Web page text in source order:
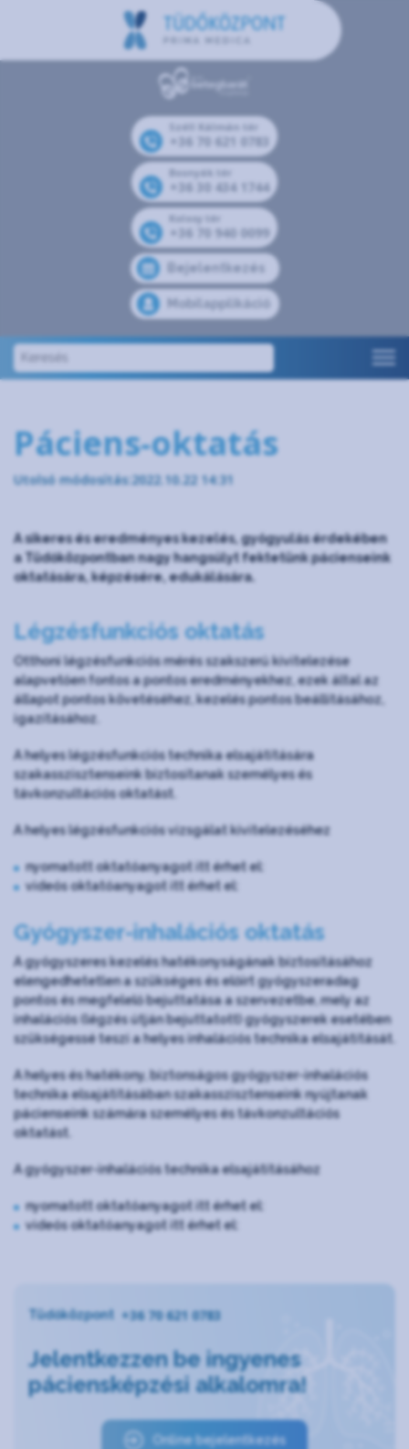
Széll Kálmán tér
+36 70 621 0783
Bosnyák tér
+36 30 434 1744
Kolosy tér
+36 70 940 0099
Bejelentkezés
Mobilapplikáció
Páciens-oktatás
Utolsó módosítás:2022.10.22 14:31
A sikeres és eredményes kezelés, gyógyulás érdekében
a Tüdőközpontban nagy hangsúlyt fektetünk pácienseink
oktatására, képzésére, edukálására.
Légzésfunkciós oktatás
Otthoni légzésfunkciós mérés szakszerű kivitelezése
alapvetően fontos a pontos eredményekhez, ezek által az
állapot pontos követéséhez, kezelés pontos beállításához,
igazításához.
A helyes légzésfunkciós technika elsajátítására
szakasszisztenseink biztosítanak személyes és
távkonzultációs oktatást.
A helyes légzésfunkciós vizsgálat kivitelezéséhez
nyomatott oktatóanyagot itt érhet el:
videós oktatóanyagot itt érhet el:
Gyógyszer-inhalációs oktatás
A gyógyszeres kezelés hatékonyságának biztosításához
elengedhetetlen a szükséges és előírt gyógyszeradag
pontos és megfelelő bejuttatása a szervezetbe, mely az
inhalációs (légzés útján bejuttatott) gyógyszerek esetében
szükségessé teszi a helyes inhalációs technika elsajátítását.
A helyes és hatékony, biztonságos gyógyszer-inhalációs
technika elsajátításában szakasszisztenseink nyújtanak
pácienseink számára személyes és távkonzultációs
oktatást.
A gyógyszer-inhalációs technika elsajátításához
nyomatott oktatóanyagot itt érhet el:
videós oktatóanyagot itt érhet el:
Tüdőközpont +36 70 621 0783
Jelentkezzen be ingyenes
páciensképzési alkalomra!
Online bejelentkezés